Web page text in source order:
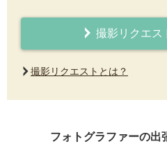
撮影リクエス
撮影リクエストとは？
フォトグラファーの出